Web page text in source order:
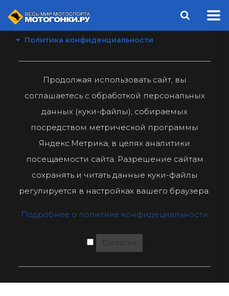
Политика конфиденциальности
Продолжая использовать сайт, вы
соглашаетесь с обработкой персональных
данных (куки-файлы), собираемых
посредством метрической программы
Яндекс.Метрика, в целях аналитики
посещаемости сайта. Разрешение сайтам
сохранять и читать данные куки-файлы
регулируется в настройках вашего браузера.
Подробнее о политике конфидециальности
Согласен